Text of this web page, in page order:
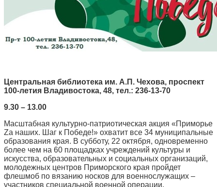
Центральная библиотека им. А.П. Чехова, проспект
100-летия Владивостока, 48, тел.: 236-13-70
9.30 – 13.00
Масштабная культурно-патриотическая акция «Приморье
Zа наших. Шаг к Победе!» охватит все 34 муниципальные
образования края. В субботу, 22 октября, одновременно
более чем на 60 площадках учреждений культуры и
искусства, образовательных и социальных организаций,
молодежных центров Приморского края пройдет
флешмоб по вязанию носков для военнослужащих –
участников специальной военной операции.